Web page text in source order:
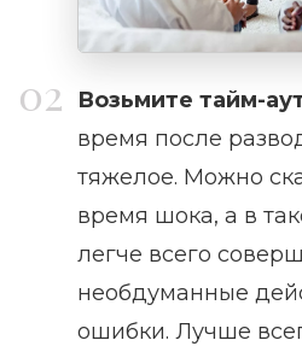
Возьмите тайм-
время после
тяжелое. Можно
время шока, а в
легче всего
необдуманные
ошибки. Лучше